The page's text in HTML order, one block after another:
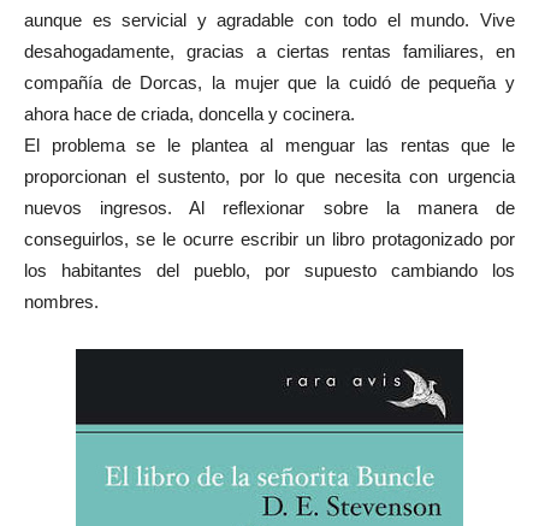
aunque es servicial y agradable con todo el mundo. Vive
desahogadamente, gracias a ciertas rentas familiares, en
compañía de Dorcas, la mujer que la cuidó de pequeña y
ahora hace de criada, doncella y cocinera.
El problema se le plantea al menguar las rentas que le
proporcionan el sustento, por lo que necesita con urgencia
nuevos ingresos. Al reflexionar sobre la manera de
conseguirlos, se le ocurre escribir un libro protagonizado por
los habitantes del pueblo, por supuesto cambiando los
nombres.